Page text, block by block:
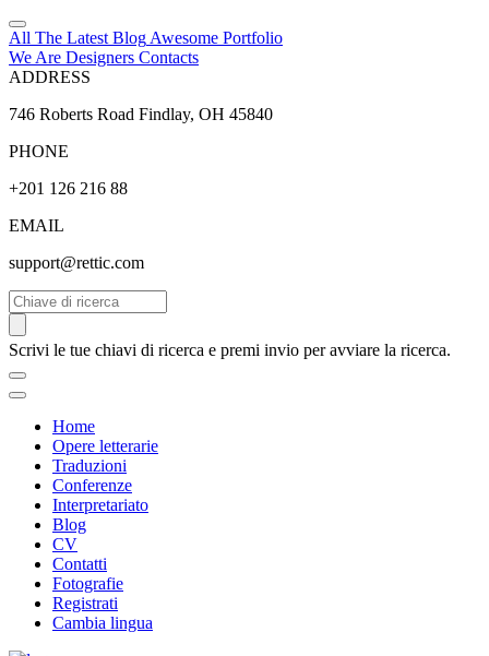
All The Latest Blog Awesome Portfolio
We Are Designers Contacts
ADDRESS
746 Roberts Road Findlay, OH 45840
PHONE
+201 126 216 88
EMAIL
support@rettic.com
Cerca
Scrivi le tue chiavi di ricerca e premi invio per avviare la ricerca.
Home
Opere letterarie
Traduzioni
Conferenze
Interpretariato
Blog
CV
Contatti
Fotografie
Registrati
Cambia lingua